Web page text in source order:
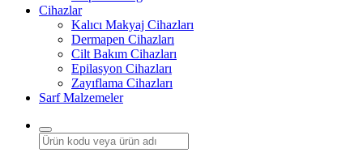
Cihazlar
Kalıcı Makyaj Cihazları
Dermapen Cihazları
Cilt Bakım Cihazları
Epilasyon Cihazları
Zayıflama Cihazları
Sarf Malzemeler